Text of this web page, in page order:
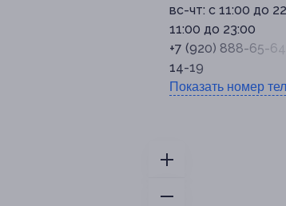
вс-чт: с 11:00 до
11:00 до 23:00
+7 (920) 888-65-
14-19
Показать номер